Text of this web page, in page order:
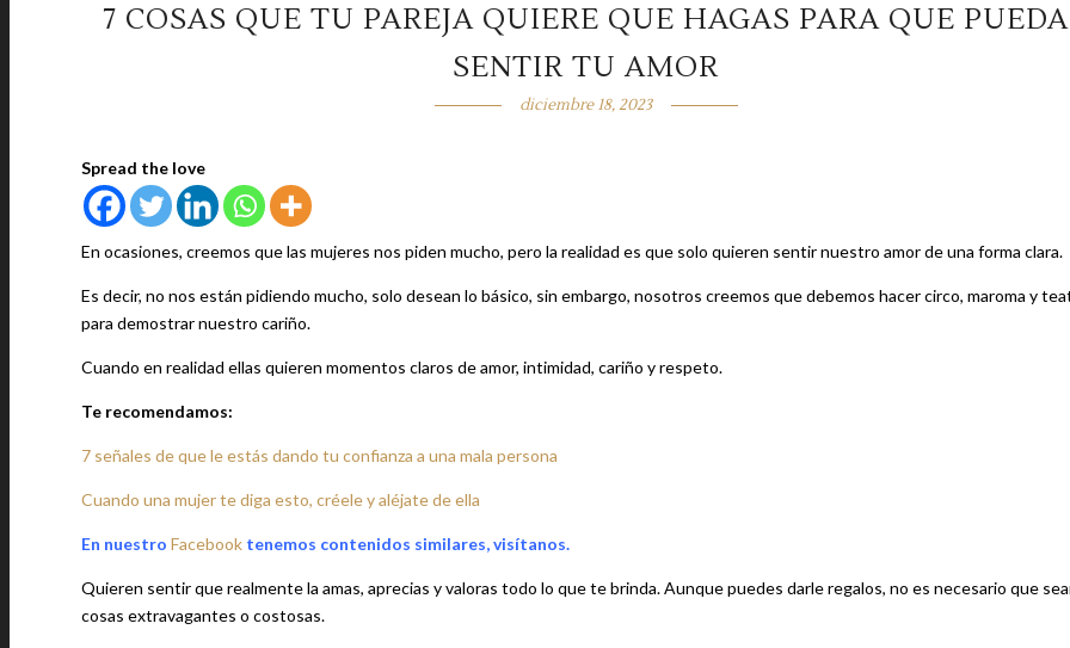
7 COSAS QUE TU PAREJA QUIERE QUE HAGAS PARA QUE PUEDA
SENTIR TU AMOR
diciembre 18, 2023
Spread the love
En ocasiones, creemos que las mujeres nos piden mucho, pero la realidad es que solo quieren sentir nuestro amor de una forma clara.
Es decir, no nos están pidiendo mucho, solo desean lo básico, sin embargo, nosotros creemos que debemos hacer circo, maroma y
para demostrar nuestro cariño.
Cuando en realidad ellas quieren momentos claros de amor, intimidad, cariño y respeto.
Te recomendamos:
7 señales de que le estás dando tu confianza a una mala persona
Cuando una mujer te diga esto, créele y aléjate de ella
En nuestro Facebook tenemos contenidos similares, visítanos.
Quieren sentir que realmente la amas, aprecias y valoras todo lo que te brinda. Aunque puedes darle regalos, no es necesario que
cosas extravagantes o costosas.